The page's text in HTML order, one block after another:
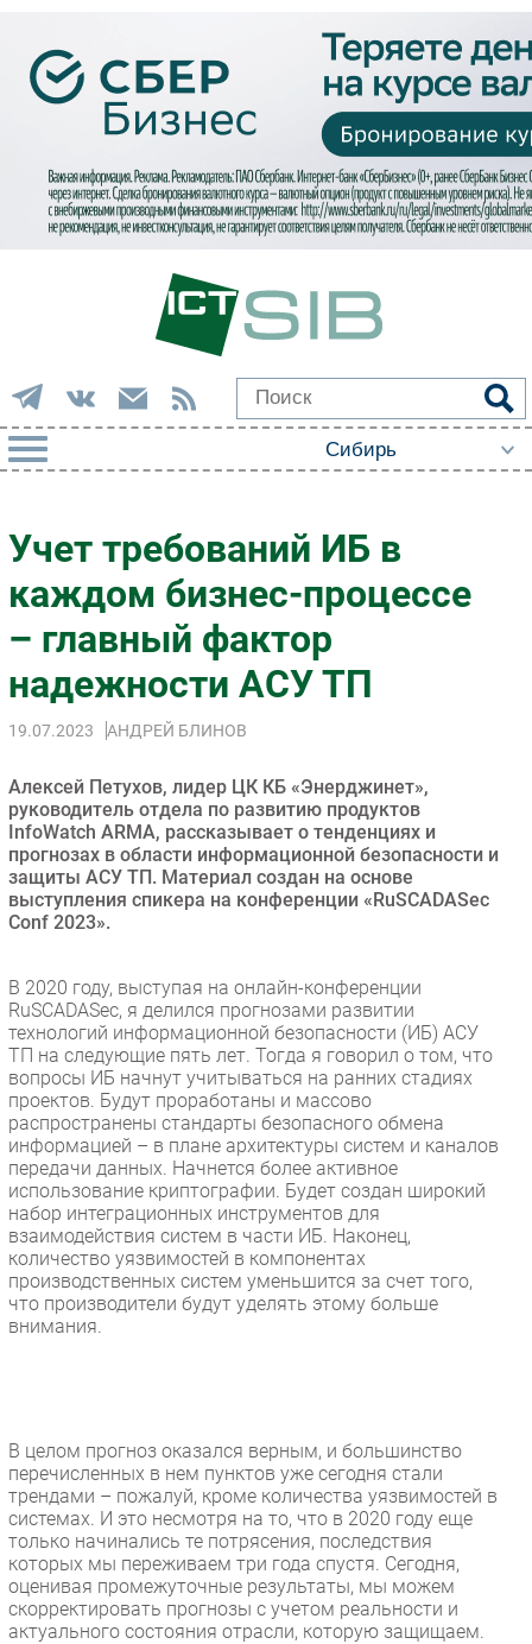
Импорто­замещение
Автоматизация Промышленности
Интернет
Фиксированная связь
Интеграция
Маркетинг
Торговые сети
Оборудование
ПО
Outsourcing
Регулирование
Финансы
Web
Безопасность
Инновации
CIO/Управление ИТ
Гаджеты
Здоровье
РАЗДЕЛЫ
Мероприятия
Проекты
IT класс
Тестовый стенд
Каталог компаний
Учет требований ИБ в
каждом бизнес-процессе
– главный фактор
надежности АСУ ТП
19.07.2023 АНДРЕЙ БЛИНОВ
Алексей Петухов, лидер ЦК КБ «Энерджинет»,
руководитель отдела по развитию продуктов
InfoWatch ARMA, рассказывает о тенденциях и
прогнозах в области информационной безопасности и
защиты АСУ ТП. Материал создан на основе
выступления спикера на конференции «RuSCADASec
Conf 2023».
В 2020 году, выступая на онлайн-конференции
RuSCADASec, я делился прогнозами развитии
технологий информационной безопасности (ИБ) АСУ
ТП на следующие пять лет. Тогда я говорил о том, что
вопросы ИБ начнут учитываться на ранних стадиях
проектов. Будут проработаны и массово
распространены стандарты безопасного обмена
информацией – в плане архитектуры систем и каналов
передачи данных. Начнется более активное
использование криптографии. Будет создан широкий
набор интеграционных инструментов для
взаимодействия систем в части ИБ. Наконец,
количество уязвимостей в компонентах
производственных систем уменьшится за счет того,
что производители будут уделять этому больше
внимания.
В целом прогноз оказался верным, и большинство
перечисленных в нем пунктов уже сегодня стали
трендами – пожалуй, кроме количества уязвимостей в
системах. И это несмотря на то, что в 2020 году еще
только начинались те потрясения, последствия
которых мы переживаем три года спустя. Сегодня,
оценивая промежуточные результаты, мы можем
скорректировать прогнозы с учетом реальности и
актуального состояния отрасли, которую защищаем.